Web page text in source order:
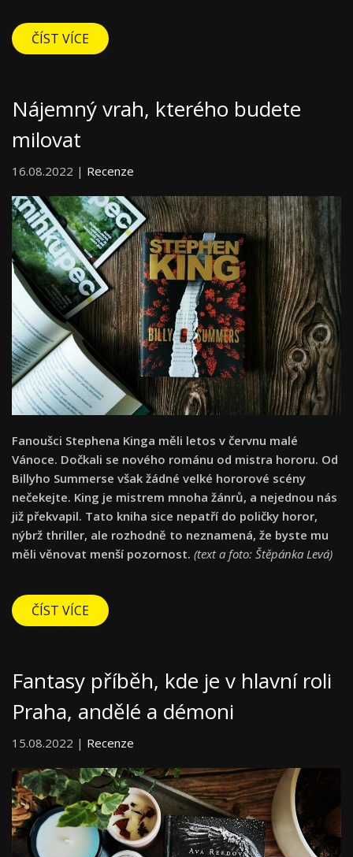
ČÍST VÍCE
Nájemný vrah, kterého budete
milovat
16.08.2022 | Recenze
Fanoušci Stephena Kinga měli letos v červnu malé
Vánoce. Dočkali se nového románu od mistra hororu. Od
Billyho Summerse však žádné velké hororové scény
nečekejte. King je mistrem mnoha žánrů, a nejednou nás
již překvapil. Tato kniha sice nepatří do poličky horor,
nýbrž thriller, ale rozhodně to neznamená, že byste mu
měli věnovat menší pozornost. (text a foto: Štěpánka Levá)
ČÍST VÍCE
Fantasy příběh, kde je v hlavní roli
Praha, andělé a démoni
15.08.2022 | Recenze